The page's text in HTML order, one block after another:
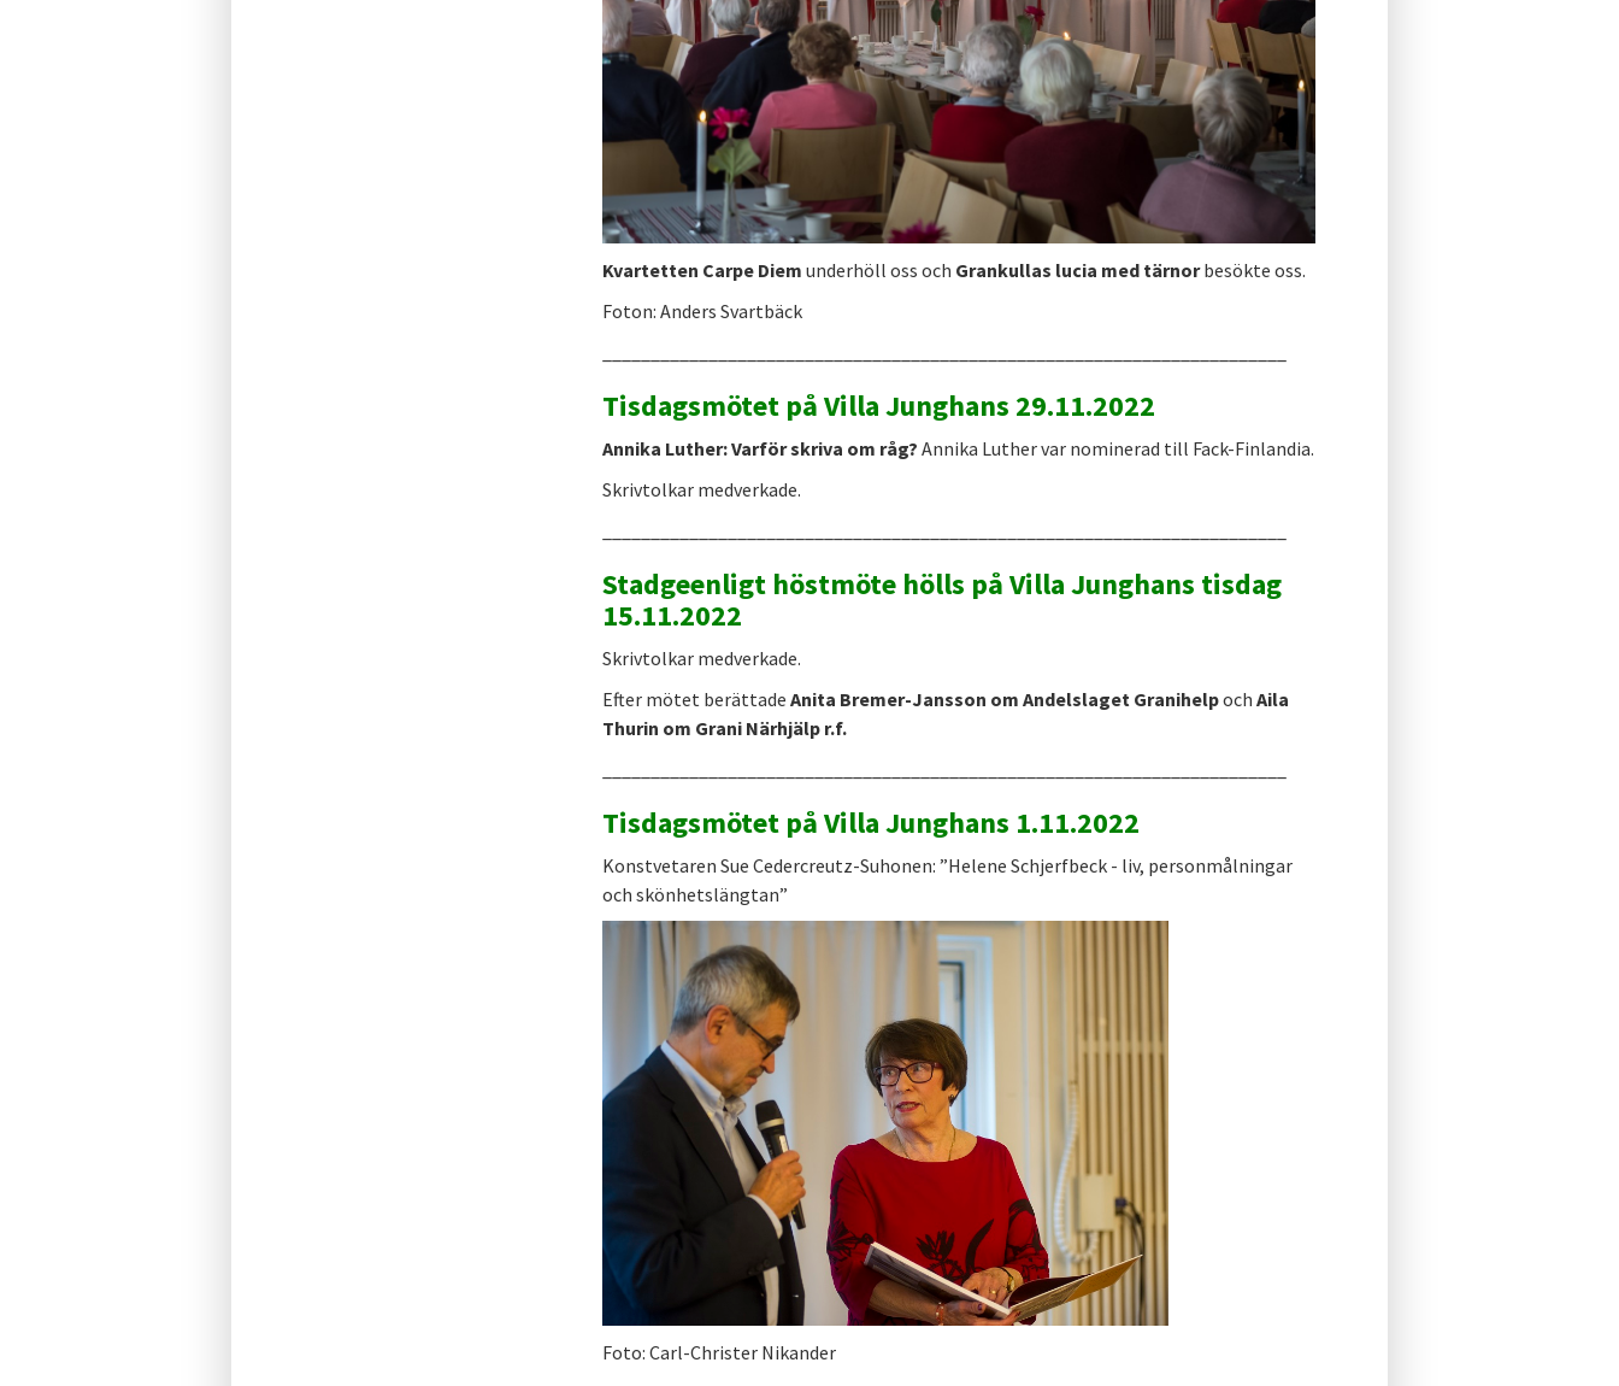
Kvartetten Carpe Diem underhöll oss och Grankullas lucia med tärnorbesökte oss.
Foton: Anders Svartbäck
Tisdagsmötet på Villa Junghans 29.11.2022
Annika Luther: Varför skriva om råg? Annika Luther var nominerad till Fack-Finlandia.
Skrivtolkar medverkade.
Stadgeenligt höstmöte hölls på Villa Junghans tisdag
15.11.2022
Skrivtolkar medverkade.
Efter mötet berättade Anita Bremer-Jansson om Andelslaget Granihelpoch Aila
Thurin om Grani Närhjälp r.f.
Tisdagsmötet på Villa Junghans 1.11.2022
Konstvetaren Sue Cedercreutz-Suhonen: ”Helene Schjerfbeck - liv, personmålningar
och skönhetslängtan”
Foto: Carl-Christer Nikander